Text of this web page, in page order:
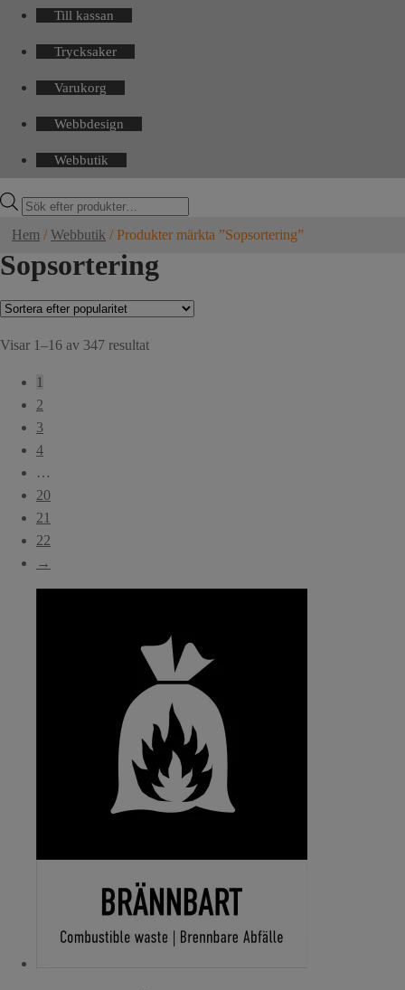
Till kassan
Trycksaker
Varukorg
Webbdesign
Webbutik
Products
Hem /Webbutik /Produkter märkta ”Sopsortering”
Sopsortering
Visar 1–16 av 347 resultatSortera
1
2
3
4
…
20
21
22
→